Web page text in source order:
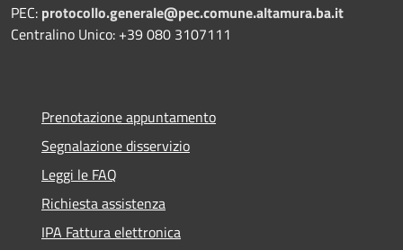
PEC: protocollo.generale@pec.comune.altamura.ba.it
Centralino Unico: +39 080 3107111
Prenotazione appuntamento
Segnalazione disservizio
Leggi le FAQ
Richiesta assistenza
IPA Fattura elettronica